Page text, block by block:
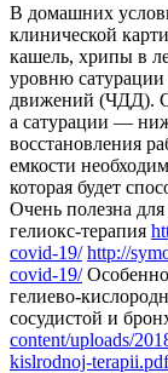
В домашних
клинической
кашель, хрипы в
уровню сатурации
движений (ЧДД).
а сатурации —
восстановления
емкости
которая будет
Очень полезна
гелиокс-терапия
covid-19/ http://
covid-19/Особенно
гелиево-
сосудистой и
content/uploads/
kislrodnoj-terapii.pdf